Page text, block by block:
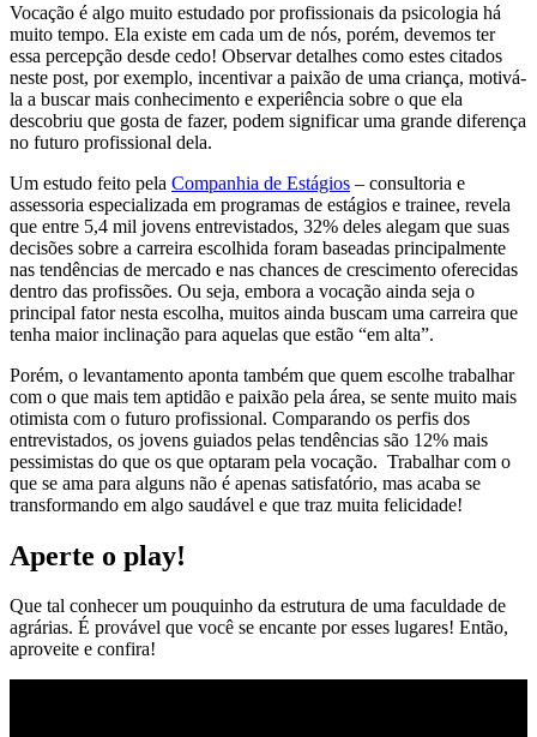
Vocação é algo muito estudado por profissionais da psicologia há
muito tempo. Ela existe em cada um de nós, porém, devemos ter
essa percepção desde cedo! Observar detalhes como estes citados
neste post, por exemplo, incentivar a paixão de uma criança, motivá-
la a buscar mais conhecimento e experiência sobre o que ela
descobriu que gosta de fazer, podem significar uma grande diferença
no futuro profissional dela.
Um estudo feito pela Companhia de Estágios – consultoria e
assessoria especializada em programas de estágios e trainee, revela
que entre 5,4 mil jovens entrevistados, 32% deles alegam que suas
decisões sobre a carreira escolhida foram baseadas principalmente
nas tendências de mercado e nas chances de crescimento oferecidas
dentro das profissões. Ou seja, embora a vocação ainda seja o
principal fator nesta escolha, muitos ainda buscam uma carreira que
tenha maior inclinação para aquelas que estão “em alta”.
Porém, o levantamento aponta também que quem escolhe trabalhar
com o que mais tem aptidão e paixão pela área, se sente muito mais
otimista com o futuro profissional. Comparando os perfis dos
entrevistados, os jovens guiados pelas tendências são 12% mais
pessimistas do que os que optaram pela vocação. Trabalhar com o
que se ama para alguns não é apenas satisfatório, mas acaba se
transformando em algo saudável e que traz muita felicidade!
Aperte o play!
Que tal conhecer um pouquinho da estrutura de uma faculdade de
agrárias. É provável que você se encante por esses lugares! Então,
aproveite e confira!